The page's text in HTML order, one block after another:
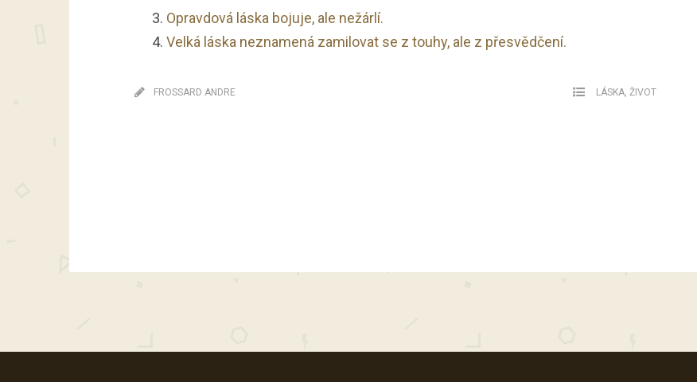
Opravdová láska bojuje, ale nežárlí.
Velká láska neznamená zamilovat se z touhy, ale z přesvědčení.
FROSSARD ANDRE LÁSKA, ŽIVOT